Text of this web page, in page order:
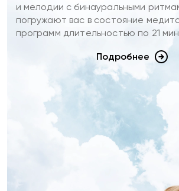
и мелодии с бинауральными
погружают вас в состояние
программ длительностью по 21
Подробнее